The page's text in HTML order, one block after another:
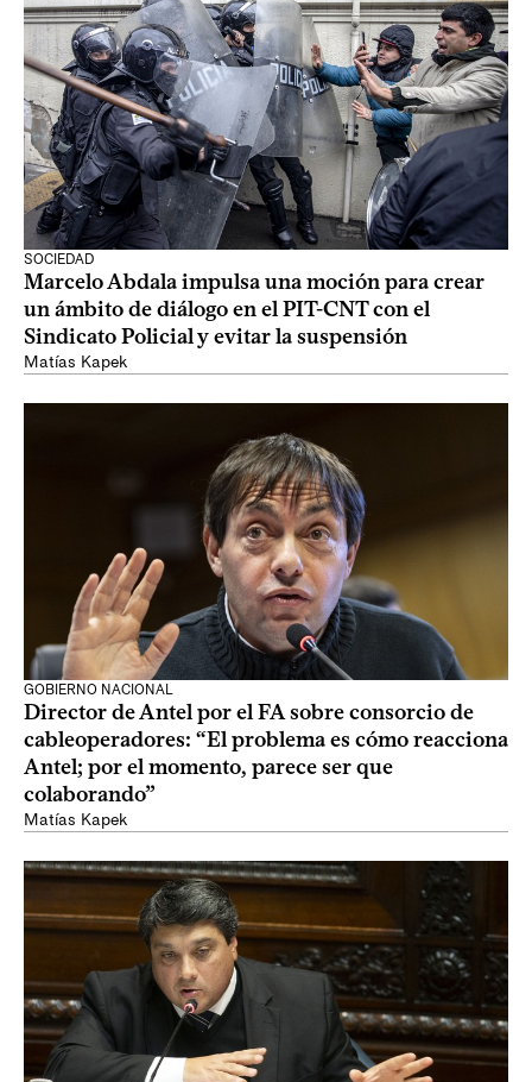
SOCIEDAD
Marcelo Abdala impulsa una moción para crear
un ámbito de diálogo en el PIT-CNT con el
Sindicato Policial y evitar la suspensión
Matías Kapek
GOBIERNO NACIONAL
Director de Antel por el FA sobre consorcio de
cableoperadores: “El problema es cómo reacciona
Antel; por el momento, parece ser que
colaborando”
Matías Kapek